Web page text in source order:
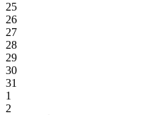
25
26
27
28
29
30
31
1
2